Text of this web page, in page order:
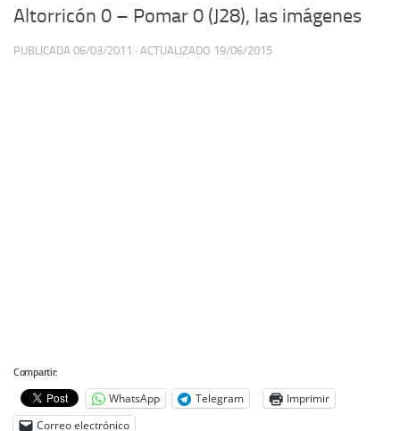
Altorricón 0 – Pomar 0 (J28), las imágenes
PUBLICADA 06/03/2011 · ACTUALIZADO 19/06/2015
Compartir:
WhatsApp Telegram
Imprimir
Correo electrónico